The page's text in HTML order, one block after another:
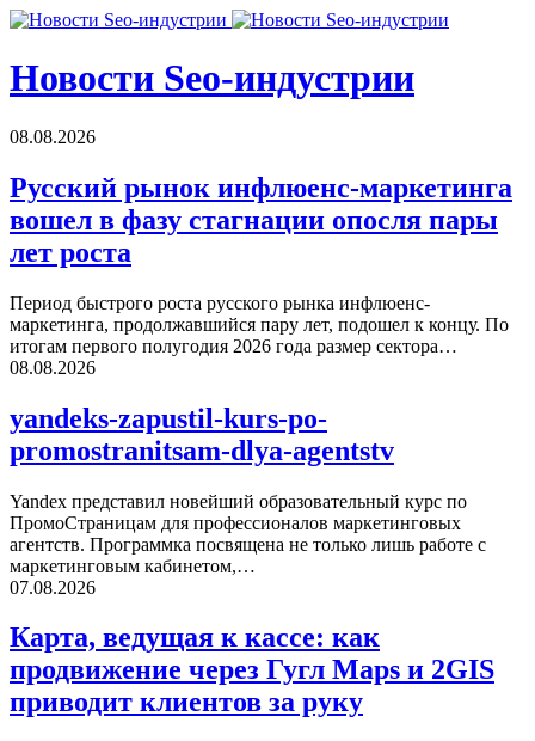
Новости Seo-индустрии
08.08.2026
Русский рынок инфлюенс-маркетинга
вошел в фазу стагнации опосля пары
лет роста
Период быстрого роста русского рынка инфлюенс-
маркетинга, продолжавшийся пару лет, подошел к концу. По
итогам первого полугодия 2026 года размер сектора…
08.08.2026
yandeks-zapustil-kurs-po-
promostranitsam-dlya-agentstv
Yandex представил новейший образовательный курс по
ПромоСтраницам для профессионалов маркетинговых
агентств. Программка посвящена не только лишь работе с
маркетинговым кабинетом,…
07.08.2026
Карта, ведущая к кассе: как
продвижение через Гугл Maps и 2GIS
приводит клиентов за руку